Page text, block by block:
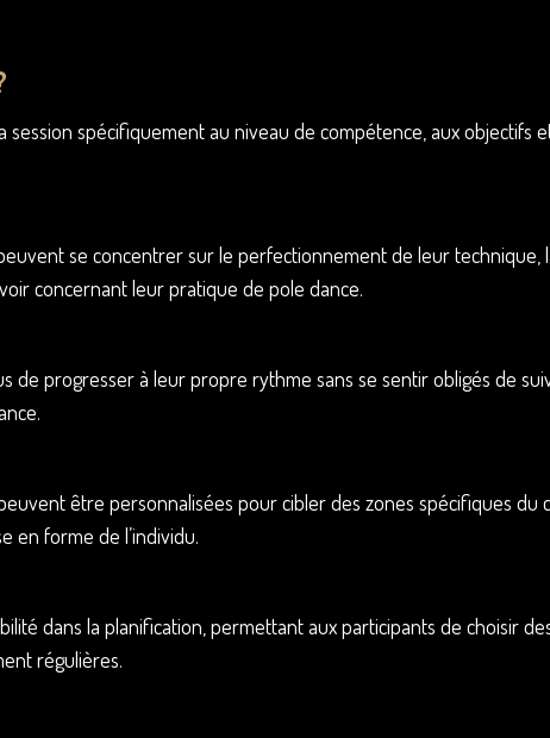
spécifiquement au niveau de compétence, aux objectifs
se concentrer sur le perfectionnement de leur technique,
concernant leur pratique de pole dance.
de progresser à leur propre rythme sans se sentir obligés de
être personnalisées pour cibler des zones spécifiques du
en forme de l’individu.
dans la planification, permettant aux participants de choisir
régulières.